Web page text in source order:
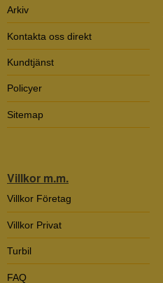
Arkiv
Kontakta oss direkt
Kundtjänst
Policyer
Sitemap
Villkor m.m.
Villkor Företag
Villkor Privat
Turbil
FAQ